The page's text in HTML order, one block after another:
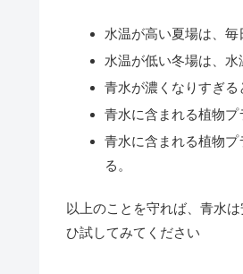
水温が高い夏場は、毎
水温が低い冬場は、
青水が濃くなりすぎる
青水に含まれる植物プ
青水に含まれる植物
る。
以上のことを守れば、青水
ひ試してみてください